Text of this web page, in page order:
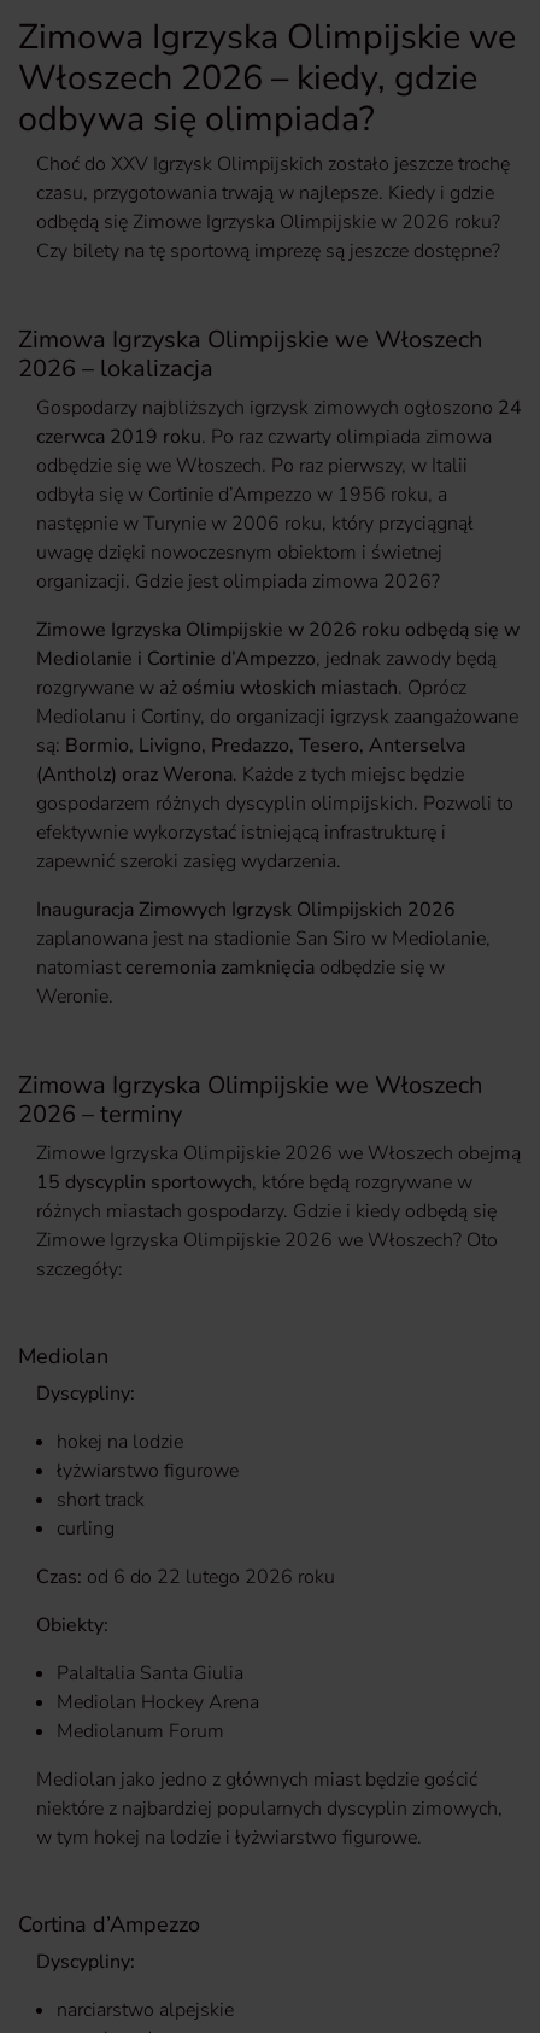
we
Włoszech
2026 –
lokalizacja
we
Włoszech
2026 –
terminy
we
Włoszech
2026 –
bilety
we
Włoszech
2026 –
stokach
Zimowa Igrzyska Olimpijskie we
Włoszech 2026 – kiedy, gdzie
odbywa się olimpiada?
Choć do XXV Igrzysk Olimpijskich zostało jeszcze trochę
czasu, przygotowania trwają w najlepsze. Kiedy i gdzie
odbędą się Zimowe Igrzyska Olimpijskie w 2026 roku?
Czy bilety na tę sportową imprezę są jeszcze dostępne?
Zimowa Igrzyska Olimpijskie we Włoszech
2026 – lokalizacja
Gospodarzy najbliższych igrzysk zimowych ogłoszono 24
czerwca 2019 roku. Po raz czwarty olimpiada zimowa
odbędzie się we Włoszech. Po raz pierwszy, w Italii
odbyła się w Cortinie d’Ampezzo w 1956 roku, a
następnie w Turynie w 2006 roku, który przyciągnął
uwagę dzięki nowoczesnym obiektom i świetnej
organizacji. Gdzie jest olimpiada zimowa 2026?
Zimowe Igrzyska Olimpijskie w 2026 roku odbędą się w
Mediolanie i Cortinie d’Ampezzo, jednak zawody będą
rozgrywane w aż ośmiu włoskich miastach. Oprócz
Mediolanu i Cortiny, do organizacji igrzysk zaangażowane
są: Bormio, Livigno, Predazzo, Tesero, Anterselva
(Antholz) oraz Werona. Każde z tych miejsc będzie
gospodarzem różnych dyscyplin olimpijskich. Pozwoli to
efektywnie wykorzystać istniejącą infrastrukturę i
zapewnić szeroki zasięg wydarzenia.
Inauguracja Zimowych Igrzysk Olimpijskich 2026
zaplanowana jest na stadionie San Siro w Mediolanie,
natomiast ceremonia zamknięcia odbędzie się w
Weronie.
Zimowa Igrzyska Olimpijskie we Włoszech
2026 – terminy
Zimowe Igrzyska Olimpijskie 2026 we Włoszech obejmą
15 dyscyplin sportowych, które będą rozgrywane w
różnych miastach gospodarzy. Gdzie i kiedy odbędą się
Zimowe Igrzyska Olimpijskie 2026 we Włoszech? Oto
szczegóły:
Mediolan
Dyscypliny:
hokej na lodzie
łyżwiarstwo figurowe
short track
curling
Czas: od 6 do 22 lutego 2026 roku
Obiekty:
PalaItalia Santa Giulia
Mediolan Hockey Arena
Mediolanum Forum
Mediolan jako jedno z głównych miast będzie gościć
niektóre z najbardziej popularnych dyscyplin zimowych,
w tym hokej na lodzie i łyżwiarstwo figurowe.
Cortina d’Ampezzo
Dyscypliny:
narciarstwo alpejskie